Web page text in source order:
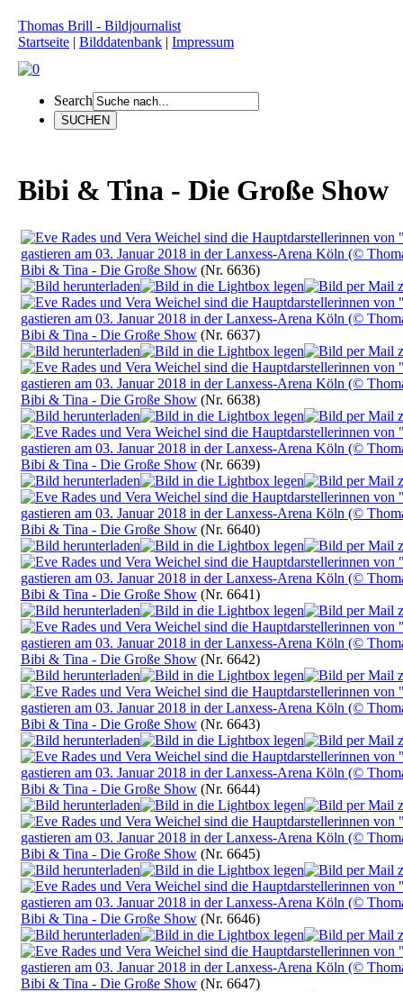
Thomas Brill - Bildjournalist
Startseite | Bilddatenbank | Impressum
Search
Bibi & Tina - Die Große Show
Bibi & Tina - Die Große Show (Nr. 6636)
Bibi & Tina - Die Große Show (Nr. 6637)
Bibi & Tina - Die Große Show (Nr. 6638)
Bibi & Tina - Die Große Show (Nr. 6639)
Bibi & Tina - Die Große Show (Nr. 6640)
Bibi & Tina - Die Große Show (Nr. 6641)
Bibi & Tina - Die Große Show (Nr. 6642)
Bibi & Tina - Die Große Show (Nr. 6643)
Bibi & Tina - Die Große Show (Nr. 6644)
Bibi & Tina - Die Große Show (Nr. 6645)
Bibi & Tina - Die Große Show (Nr. 6646)
Bibi & Tina - Die Große Show (Nr. 6647)